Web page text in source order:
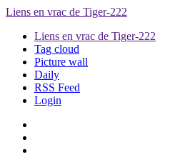
Liens en vrac de Tiger-222
Liens en vrac de Tiger-222
Tag cloud
Picture wall
Daily
RSS Feed
Login